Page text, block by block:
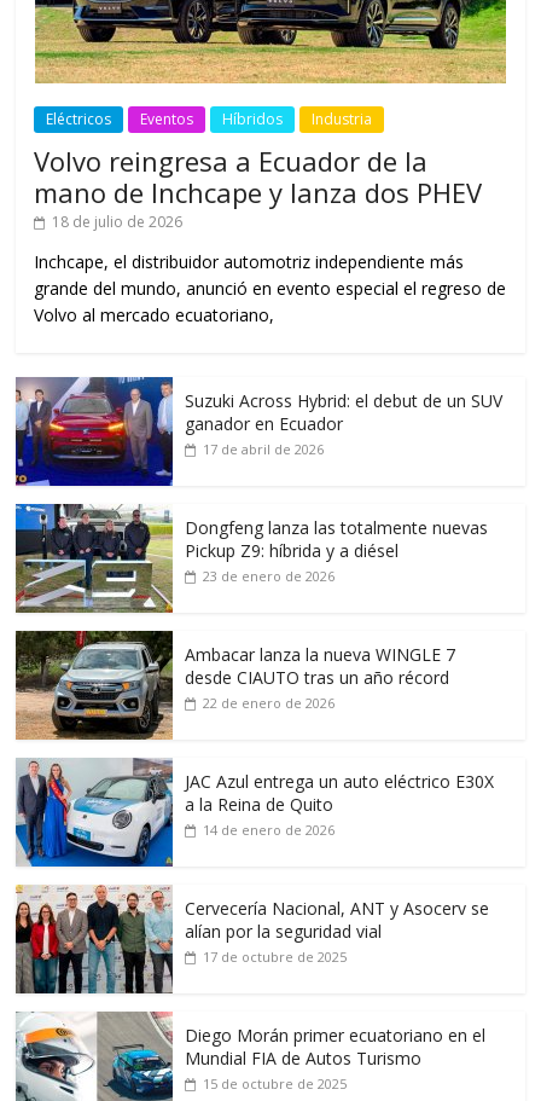
Eléctricos Eventos Híbridos Industria
Volvo reingresa a Ecuador de la
mano de Inchcape y lanza dos PHEV
18 de julio de 2026
Inchcape, el distribuidor automotriz independiente más
grande del mundo, anunció en evento especial el regreso de
Volvo al mercado ecuatoriano,
Suzuki Across Hybrid: el debut de un SUV
ganador en Ecuador
17 de abril de 2026
Dongfeng lanza las totalmente nuevas
Pickup Z9: híbrida y a diésel
23 de enero de 2026
Ambacar lanza la nueva WINGLE 7
desde CIAUTO tras un año récord
22 de enero de 2026
JAC Azul entrega un auto eléctrico E30X
a la Reina de Quito
14 de enero de 2026
Cervecería Nacional, ANT y Asocerv se
alían por la seguridad vial
17 de octubre de 2025
Diego Morán primer ecuatoriano en el
Mundial FIA de Autos Turismo
15 de octubre de 2025